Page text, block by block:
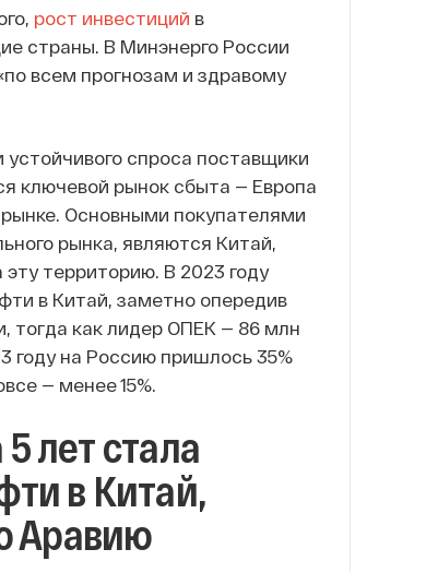
рост инвестиций в
страны. В Минэнерго России
всем прогнозам и здравому
устойчивого спроса поставщики
ключевой рынок сбыта — Европа
Основными покупателями
рынка, являются Китай,
территорию. В 2023 году
в Китай, заметно опередив
тогда как лидер ОПЕК — 86 млн
году на Россию пришлось 35%
— менее 15%.
лет стала
в Китай,
Аравию